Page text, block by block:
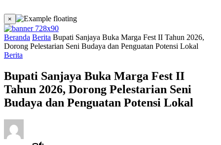
×
Beranda Berita Bupati Sanjaya Buka Marga Fest II Tahun 2026,
Dorong Pelestarian Seni Budaya dan Penguatan Potensi Lokal
Berita
Bupati Sanjaya Buka Marga Fest II
Tahun 2026, Dorong Pelestarian Seni
Budaya dan Penguatan Potensi Lokal